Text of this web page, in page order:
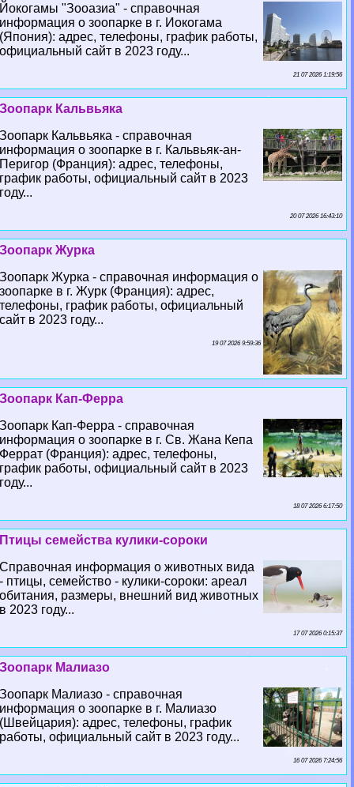
Йокогамы "Зооазиа" - справочная
информация о зоопарке в г. Иокогама
(Япония): адрес, телефоны, график работы,
официальный сайт в 2023 году...
21 07 2026 1:19:56
Зоопарк Кальвьяка
Зоопарк Кальвьяка - справочная
информация о зоопарке в г. Кальвьяк-ан-
Перигор (Франция): адрес, телефоны,
график работы, официальный сайт в 2023
году...
20 07 2026 16:43:10
Зоопарк Журка
Зоопарк Журка - справочная информация о
зоопарке в г. Журк (Франция): адрес,
телефоны, график работы, официальный
сайт в 2023 году...
19 07 2026 9:59:36
Зоопарк Кап-Ферра
Зоопарк Кап-Ферра - справочная
информация о зоопарке в г. Св. Жана Кепа
Феррат (Франция): адрес, телефоны,
график работы, официальный сайт в 2023
году...
18 07 2026 6:17:50
Птицы семейства кулики-сороки
Справочная информация о животных вида
- птицы, семейство - кулики-сороки: ареал
обитания, размеры, внешний вид животных
в 2023 году...
17 07 2026 0:15:37
Зоопарк Малиазо
Зоопарк Малиазо - справочная
информация о зоопарке в г. Малиазо
(Швейцария): адрес, телефоны, график
работы, официальный сайт в 2023 году...
16 07 2026 7:24:56